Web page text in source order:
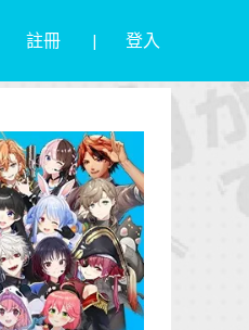
註冊 登入